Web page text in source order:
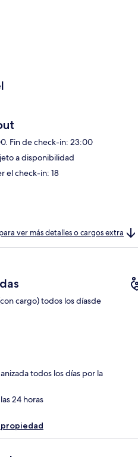
Fin de check-in: 23:00
a disponibilidad
el check-in: 18
ver más detalles o cargos extra
cargo) todos los díasde
todos los días por la
24 horas